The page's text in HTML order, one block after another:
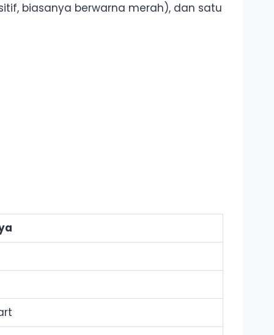
biasanya berwarna merah), dan satu